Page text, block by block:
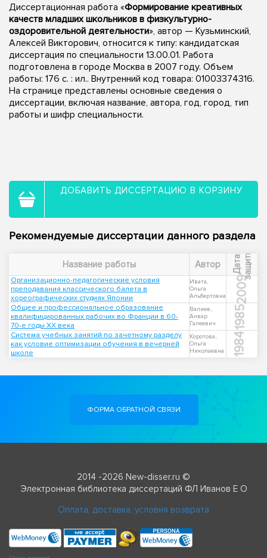
Диссертационная работа «Формирование креативных
качеств младших школьников в физкультурно-
оздоровительной деятельности», автор — Кузьминский,
Алексей Викторович, относится к типу: кандидатская
диссертация по специальности 13.00.01. Работа
подготовлена в городе Москва в 2007 году. Объем
работы: 176 с. : ил.. Внутренний код товара: 01003374316.
На странице представлены основные сведения о
диссертации, включая название, автора, год, город, тип
работы и шифр специальности.
ДОБАВИТЬ ДИССЕРТАЦИЮ В КОРЗИНУ
Рекомендуемые диссертации данного раздела
Название работы Автор Д
а
т
а
з
а
щ
и
т ы
Организационно-педагогические условия
преподавания классического балета в
хореографических студиях Японии
Ивата,
Ольга
Альбертовна
2009
Общее и профессиональное образование
квалифицированных рабочих во Франции в 60-
70-е годы XX века
Валиев,
Анвар
Галеевич
1985
Система учебных занятий по зачетному разделу
как условие оптимизации обучения в вечерней
школе
Коротова,
Ольга
Николаевна
1984
ФОРМА ОБРАТНОЙ СВЯЗИ
2014 -2026 New-disser.ru ©
Электронная библиотека диссертаций ФЛ Иванов Е О
Оплата, доставка, условия возврата